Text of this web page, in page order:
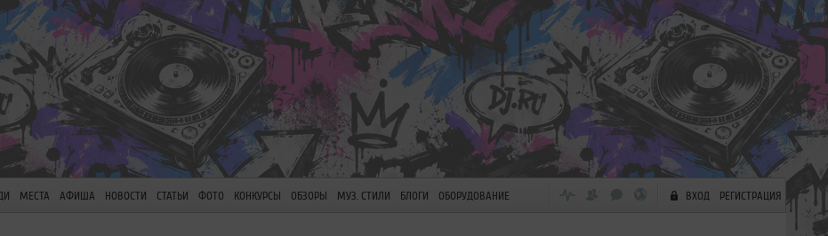
МЕСТА АФИША НОВОСТИ СТАТЬИ ФОТО КОНКУРСЫ ОБЗОРЫ МУЗ. СТИЛИ БЛОГИ ОБОРУДОВАНИЕ ВХОД РЕГИСТРАЦИЯ